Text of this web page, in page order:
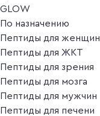
GLOW
По назначению
Пептиды для женщин
Пептиды для ЖКТ
Пептиды для зрения
Пептиды для мозга
Пептиды для мужчин
Пептиды для печени